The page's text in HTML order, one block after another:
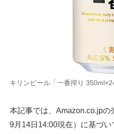
ITエンジニア向け専門サイト
IT製品の技術・比較・事例
キリンビール「一番搾り
本記事では、Amazon.co.jp
9月14日14:00現在）に基づ